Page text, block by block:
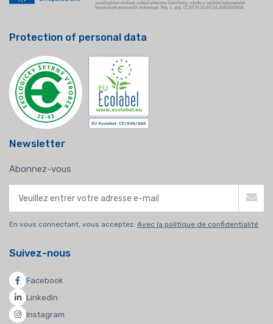
Protection of personal data
Newsletter
Abonnez-vous
En vous connectant, vous acceptez: Avec la politique de confidentialité
Suivez-nous
Facebook
Linkedin
Instagram